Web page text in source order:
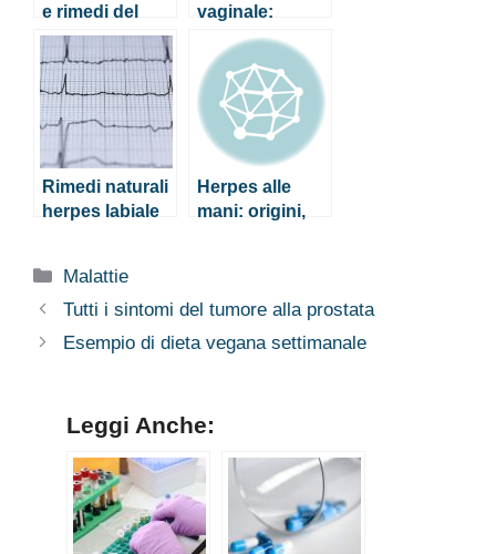
e rimedi del
prolasso
vaginale
vaginale:
cause, sintomi
e rimedi
naturali
Rimedi naturali
herpes labiale
Herpes alle
mani: origini,
Categorie
Malattie
Tutti i sintomi del tumore alla prostata
Esempio di dieta vegana settimanale
Leggi Anche: